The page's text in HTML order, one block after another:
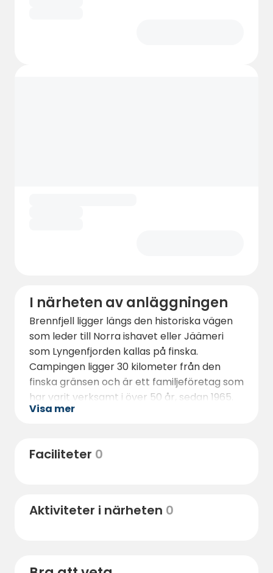
I närheten av anläggningen
Brennfjell ligger längs den historiska vägen
som leder till Norra ishavet eller Jäämeri
som Lyngenfjorden kallas på finska.
Campingen ligger 30 kilometer från den
finska gränsen och är ett familjeföretag som
har varit verksamt i över 50 år, sedan 1965.
Det finns en lekplats på plats, och både
vandringsmöjligheter i området. Möjlighet
Visa mer
Faciliteter 0
Aktiviteter i närheten 0